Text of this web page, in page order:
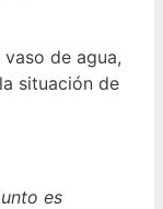
de agua,
situación de
es